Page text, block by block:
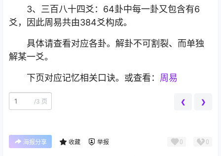
3、三百八十四爻：64卦中每一卦又包含有6
爻，因此周易共由384爻构成。
具体请查看对应各卦。解卦不可割裂、而单独
解某一爻。
下页对应记忆相关口诀。或查看： 周易
/3 页 ❮ ❯
海报分享 收藏 举报 0 0